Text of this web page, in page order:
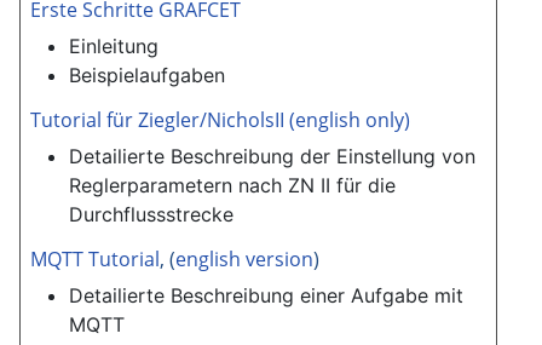
Erste Schritte GRAFCET
Einleitung
Beispielaufgaben
Tutorial für Ziegler/NicholsII (english only)
Detailierte Beschreibung der Einstellung von
Reglerparametern nach ZN II für die
Durchflussstrecke
MQTT Tutorial, (english version)
Detailierte Beschreibung einer Aufgabe mit
MQTT